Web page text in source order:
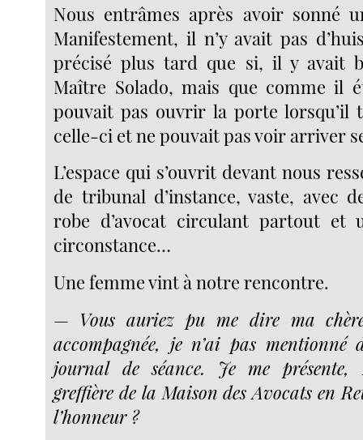
Nous entrâmes après avoir sonné
Manifestement, il n’y avait pas
précisé plus tard que si, il y avait
Maître Solado, mais que comme il
pouvait pas ouvrir la porte lorsqu’il
celle-ci et ne pouvait pas voir arriver
L’espace qui s’ouvrit devant nous
de tribunal d’instance, vaste, avec
robe d’avocat circulant partout et
circonstance…
Une femme vint à notre rencontre.
— Vous auriez pu me dire ma
accompagnée, je n’ai pas
journal de séance. Je me présente,
greffière de la Maison des Avocats en
l’honneur ?